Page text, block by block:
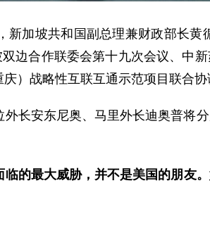
新加坡共和国副总理兼财政部长
边合作联委会第十九次会议、中
）战略性互联互通示范项目联合协
长安东尼奥、马里外长迪奥普将
的最大威胁，并不是美国的朋友